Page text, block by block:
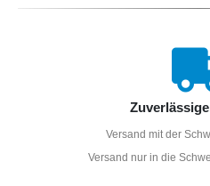
Versand mit der
Versand nur in die